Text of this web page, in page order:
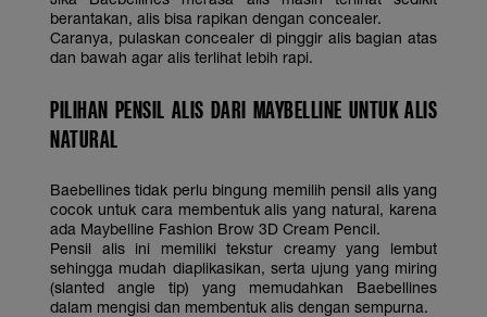
berantakan, alis bisa rapikan dengan concealer.
Caranya, pulaskan concealer di pinggir alis bagian atas
dan bawah agar alis terlihat lebih rapi.
PILIHAN PENSIL ALIS DARI MAYBELLINE UNTUK ALIS
NATURAL
Baebellines tidak perlu bingung memilih pensil alis yang
cocok untuk cara membentuk alis yang natural, karena
ada Maybelline Fashion Brow 3D Cream Pencil.
Pensil alis ini memiliki tekstur creamy yang lembut
sehingga mudah diaplikasikan, serta ujung yang miring
(slanted angle tip) yang memudahkan Baebellines
dalam mengisi dan membentuk alis dengan sempurna.